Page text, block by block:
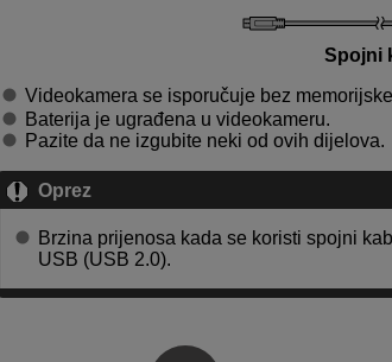
Spojni
Videokamera se isporučuje bez
Baterija je ugrađena u videokameru.
Pazite da ne izgubite neki od ovih dijelova.
Oprez
Brzina prijenosa kada se koristi spojni
USB (USB 2.0).